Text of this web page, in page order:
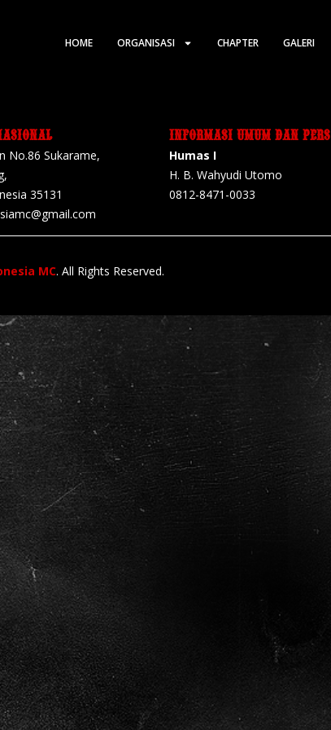
HOME ORGANISASI CHAPTER GALERI
No.86 Sukarame,
35131
INFORMASI UMUM DAN PERS
Humas I
H. B. Wahyudi Utomo
0812-8471-0033
MC. All Rights Reserved.